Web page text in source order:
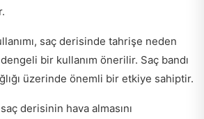
saç derisinde tahrişe neden
bir kullanım önerilir. Saç bandı
üzerinde önemli bir etkiye sahiptir.
derisinin hava almasını